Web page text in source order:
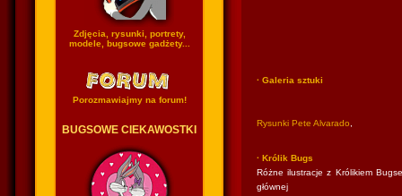
Zdjęcia, rysunki, portrety,
modele, bugsowe gadżety...
Porozmawiajmy na forum!
BUGSOWE CIEKAWOSTKI
· Galeria sztuki
Rysunki Pete Alvarado
· Królik Bugs
Różne ilustracje z Królikiem
głównej